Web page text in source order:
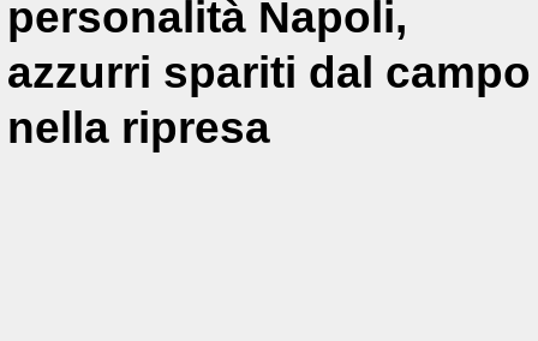
personalità Napoli,
azzurri spariti dal campo
nella ripresa